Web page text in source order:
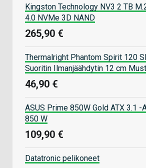
Kingston Technology NV3 2 TB
4.0 NVMe 3D NAND
265,90 €
Thermalright Phantom Spirit 120
Suoritin Ilmanjäähdytin 12 cm
46,90 €
ASUS Prime 850W Gold ATX 3.1 -
850 W
109,90 €
Datatronic pelikoneet